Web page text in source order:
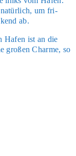
natür­lich, um fri­
ab.
Hafen ist an die
gro­ßen Charme, so